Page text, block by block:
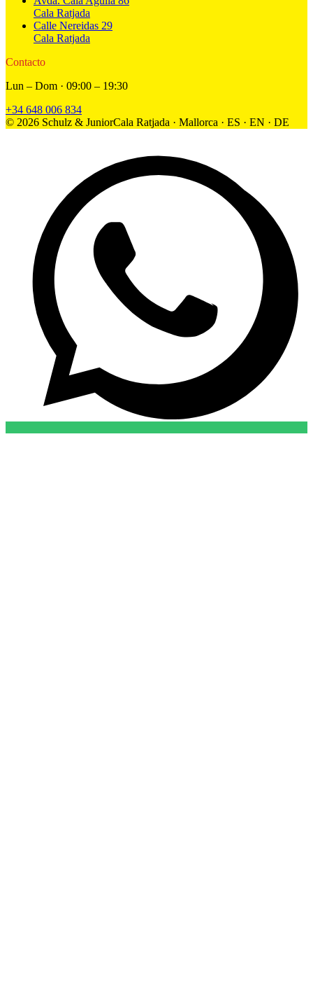
Cala Ratjada
Calle Nereidas 29
Cala Ratjada
Contacto
Lun – Dom · 09:00 – 19:30
+34 648 006 834
© 2026 Schulz & JuniorCala Ratjada · Mallorca · ES · EN · DE